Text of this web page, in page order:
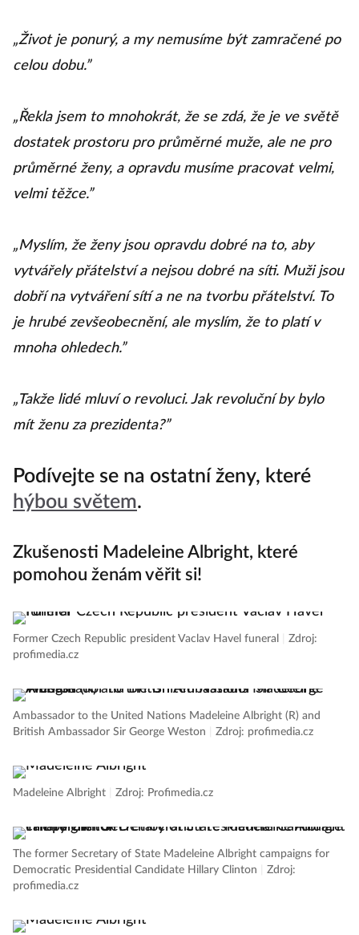
„Život je ponurý, a my nemusíme být zamračené po
celou dobu.”
„Řekla jsem to mnohokrát, že se zdá, že je ve světě
dostatek prostoru pro průměrné muže, ale ne pro
průměrné ženy, a opravdu musíme pracovat velmi,
velmi těžce.”
„Myslím, že ženy jsou opravdu dobré na to, aby
vytvářely přátelství a nejsou dobré na síti. Muži jsou
dobří na vytváření sítí a ne na tvorbu přátelství. To
je hrubé zevšeobecnění, ale myslím, že to platí v
mnoha ohledech.”
„Takže lidé mluví o revoluci. Jak revoluční by bylo
mít ženu za prezidenta?”
Podívejte se na ostatní ženy, které
hýbou světem.
Zkušenosti Madeleine Albright, které
pomohou ženám věřit si!
Former Czech Republic president Vaclav Havel funeral
Zdroj:
profimedia.cz
Ambassador to the United Nations Madeleine Albright (R) and
British Ambassador Sir George Weston
Zdroj: profimedia.cz
Madeleine Albright Zdroj: Profimedia.cz
The former Secretary of State Madeleine Albright campaigns for
Democratic Presidential Candidate Hillary Clinton
Zdroj:
profimedia.cz